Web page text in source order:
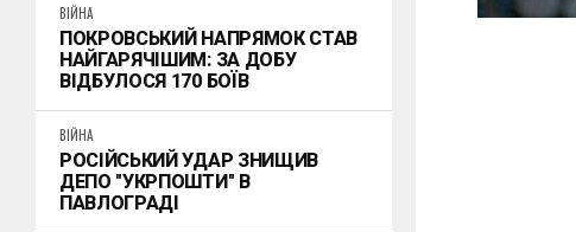
ВІЙНА
ПОКРОВСЬКИЙ НАПРЯМОК СТАВ
НАЙГАРЯЧІШИМ: ЗА ДОБУ
ВІДБУЛОСЯ 170 БОЇВ
ВІЙНА
РОСІЙСЬКИЙ УДАР ЗНИЩИВ
ДЕПО "УКРПОШТИ" В
ПАВЛОГРАДІ